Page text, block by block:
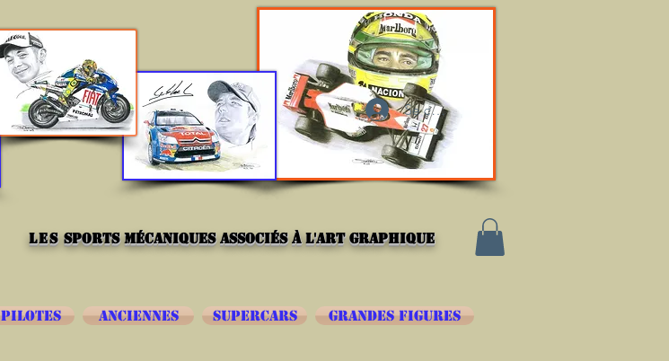
Se connecter
lessports mécaniques associés à l'art graphique
SUPERCARS
ANCIENNES
PILOTES GRANDES FIGURES